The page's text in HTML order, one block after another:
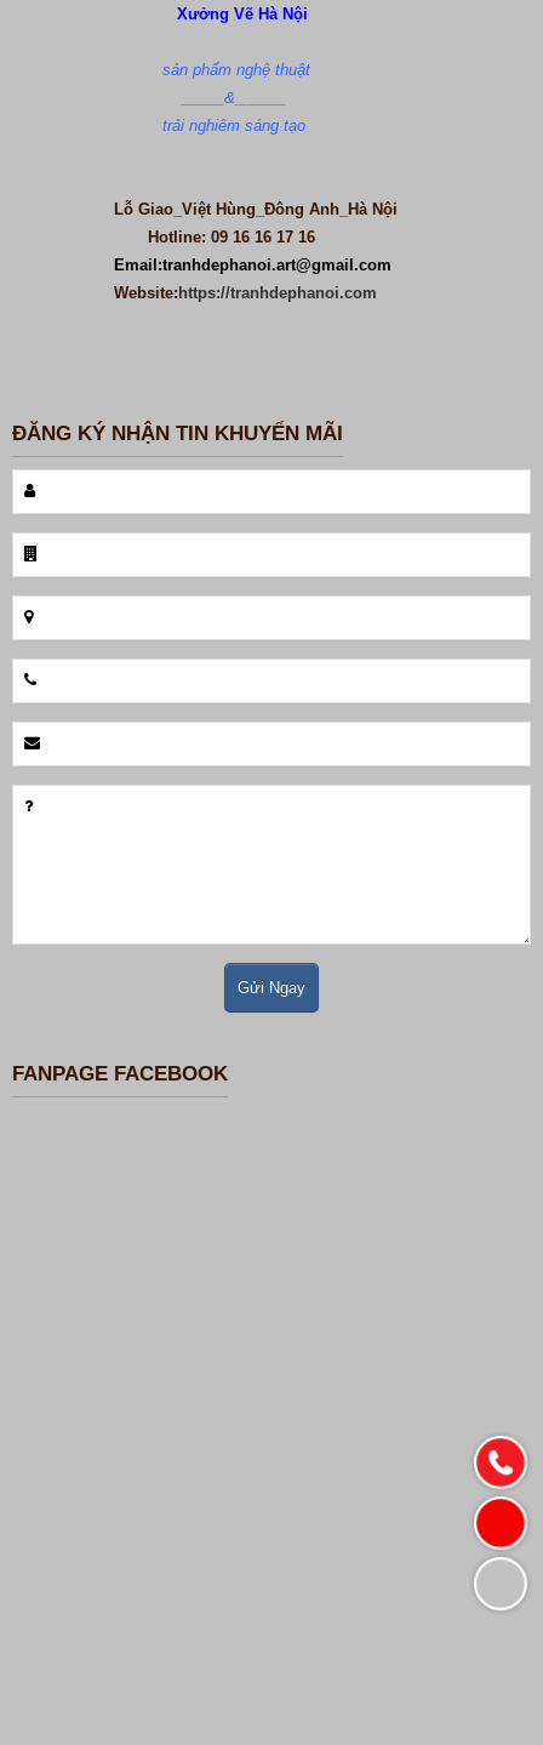
Xưởng Vẽ Hà Nội
sản phẩm nghệ thuật
_____&______
trải nghiêm sáng tạo
Lỗ Giao_Việt Hùng_Đông Anh _Hà Nội
Hotline: 09 16 16 17 16
Email:tranhdephanoi.art@gmail.com
Website: https://tranhdephanoi.com
ĐĂNG KÝ NHẬN TIN KHUYẾN MÃI
FANPAGE FACEBOOK